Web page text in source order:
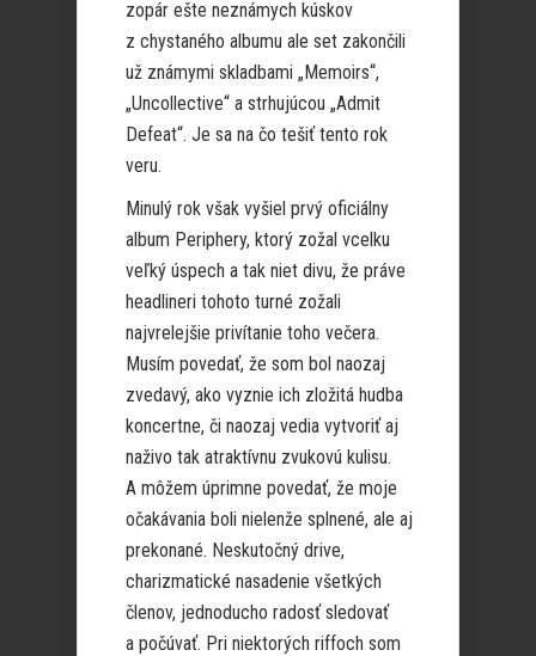
zopár ešte neznámych kúskov
z chystaného albumu ale set zakončili
už známymi skladbami „Memoirs“,
„Uncollective“ a strhujúcou „Admit
Defeat“. Je sa na čo tešiť tento rok
veru.
Minulý rok však vyšiel prvý oficiálny
album Periphery, ktorý zožal vcelku
veľký úspech a tak niet divu, že práve
headlineri tohoto turné zožali
najvrelejšie privítanie toho večera.
Musím povedať, že som bol naozaj
zvedavý, ako vyznie ich zložitá hudba
koncertne, či naozaj vedia vytvoriť aj
naživo tak atraktívnu zvukovú kulisu.
A môžem úprimne povedať, že moje
očakávania boli nielenže splnené, ale aj
prekonané. Neskutočný drive,
charizmatické nasadenie všetkých
členov, jednoducho radosť sledovať
a počúvať. Pri niektorých riffoch som